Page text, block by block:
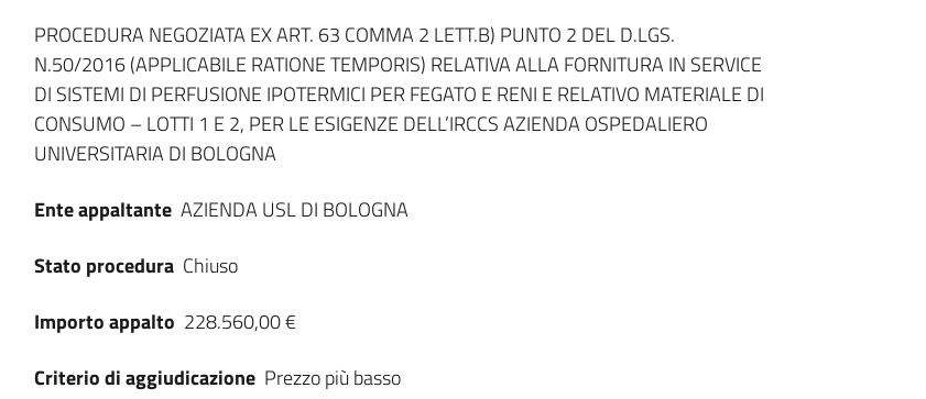
Dati del bando
PROCEDURA NEGOZIATA EX ART. 63 COMMA 2 LETT.B) PUNTO 2 DEL D.LGS.
N.50/2016 (APPLICABILE RATIONE TEMPORIS) RELATIVA ALLA FORNITURA IN SERVICE
DI SISTEMI DI PERFUSIONE IPOTERMICI PER FEGATO E RENI E RELATIVO MATERIALE DI
CONSUMO – LOTTI 1 E 2, PER LE ESIGENZE DELL’IRCCS AZIENDA OSPEDALIERO
UNIVERSITARIA DI BOLOGNA
Ente appaltante AZIENDA USL DI BOLOGNA
Stato procedura Chiuso
Importo appalto 228.560,00 €
Criterio di aggiudicazione Prezzo più basso